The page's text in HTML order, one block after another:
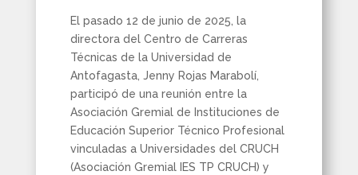
El pasado 12 de junio de 2025, la
directora del Centro de Carreras
Técnicas de la Universidad de
Antofagasta, Jenny Rojas Marabolí,
participó de una reunión entre la
Asociación Gremial de Instituciones de
Educación Superior Técnico Profesional
vinculadas a Universidades del CRUCH
(Asociación Gremial IES TP CRUCH) y